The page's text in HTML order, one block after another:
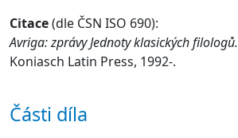
Citace(dle ČSN ISO 690):
Avriga: zprávy Jednoty klasických filologů.
Koniasch Latin Press, 1992-.
Části díla